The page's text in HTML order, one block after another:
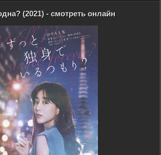
(2021) - смотреть онлайн